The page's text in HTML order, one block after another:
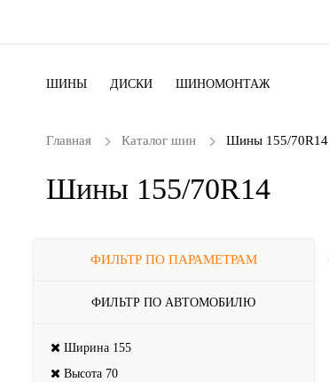
ШИНЫ ДИСКИ ШИНОМОНТАЖ
Главная Каталог шин Шины 155/70R14
Шины 155/70R14
ФИЛЬТР ПО ПАРАМЕТРАМ
ФИЛЬТР ПО АВТОМОБИЛЮ
Ширина 155
Высота 70